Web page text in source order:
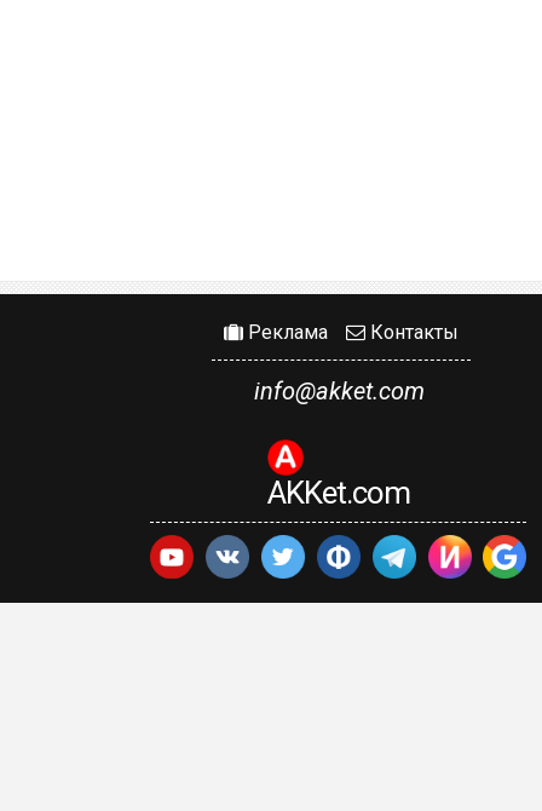
Реклама Контакты
info@akket.com
AKKet.com